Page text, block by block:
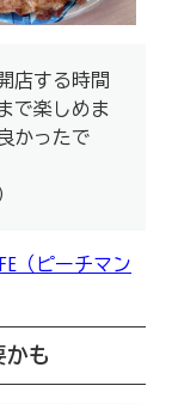
店する時間
で楽しめま
かったで
（ピーチマン
かも